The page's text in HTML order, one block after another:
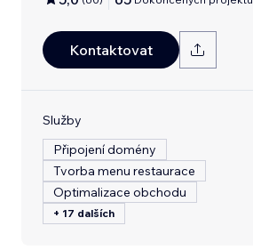
Kontaktovat
Služby
Připojení domény
Tvorba menu restaurace
Optimalizace obchodu
+ 17 dalších